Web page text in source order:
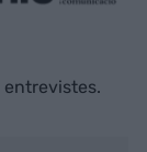
entrevistes.